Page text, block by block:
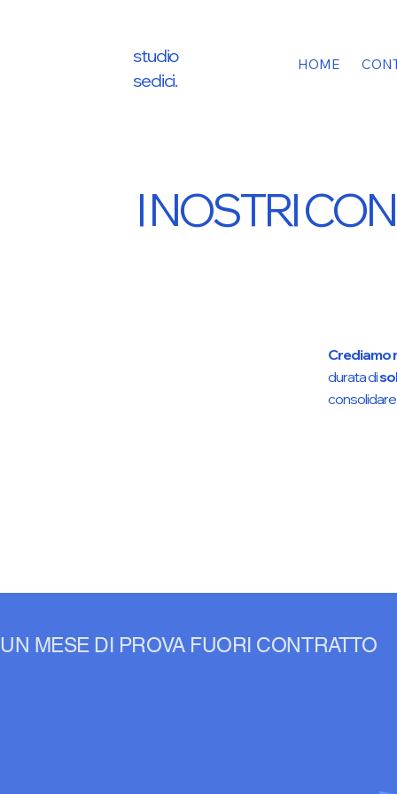
studio
sedici.
HOME
I NOSTRI
Crediamo
durata di
UN MESE DI PROVA FUORI CONTRATTO